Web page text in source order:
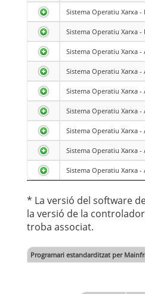
Sistema Operatiu Xarxa -
Sistema Operatiu Xarxa -
Sistema Operatiu Xarxa -
Sistema Operatiu Xarxa -
Sistema Operatiu Xarxa -
Sistema Operatiu Xarxa -
Sistema Operatiu Xarxa
Sistema Operatiu Xarxa
Sistema Operatiu Xarxa
* La versió del software
la versió de la
troba associat.
Programari estandarditzat per